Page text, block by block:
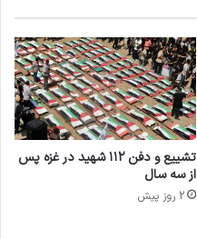
تشییع و دفن ۱۱۲ شهید در غزه پس
از سه سال
2 روز پیش